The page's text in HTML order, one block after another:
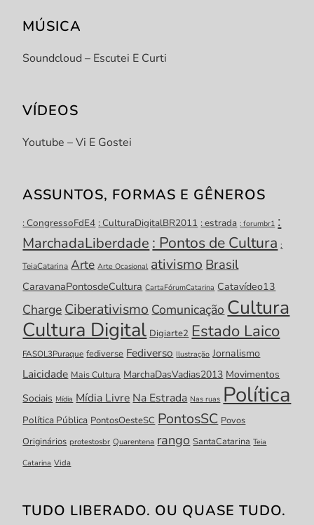
MÚSICA
Soundcloud – Escutei E Curti
VÍDEOS
Youtube – Vi E Gostei
ASSUNTOS, FORMAS E GÊNEROS
: CongressoFdE4 : CulturaDigitalBR2011 : estrada : forumbr1 :
MarchadaLiberdade : Pontos de Cultura :
TeiaCatarina Arte Arte Ocasional ativismo Brasil
CaravanaPontosdeCultura CartaFórumCatarina Catavídeo13
Charge Ciberativismo Comunicação Cultura
Cultura Digital Digiarte2 Estado Laico
FASOL3Puraque fediverse Fediverso Ilustração Jornalismo
Laicidade Mais Cultura MarchaDasVadias2013 Movimentos
Sociais Mídia Mídia Livre Na Estrada Nas ruas Política
Política Pública PontosOesteSC PontosSC Povos
Originários protestosbr Quarentena rango SantaCatarina Teia
Catarina Vida
TUDO LIBERADO. OU QUASE TUDO.